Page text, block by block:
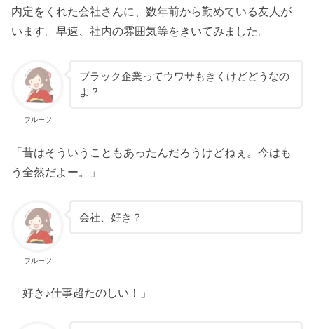
内定をくれた会社さんに、数年前から勤めている友人が
います。早速、社内の雰囲気等をきいてみました。
フルーツ
ブラック企業ってウワサもきくけどどうなの
よ？
「昔はそういうこともあったんだろうけどねぇ。今はも
う全然だよー。」
フルーツ
会社、好き？
「好き♪仕事超たのしい！」